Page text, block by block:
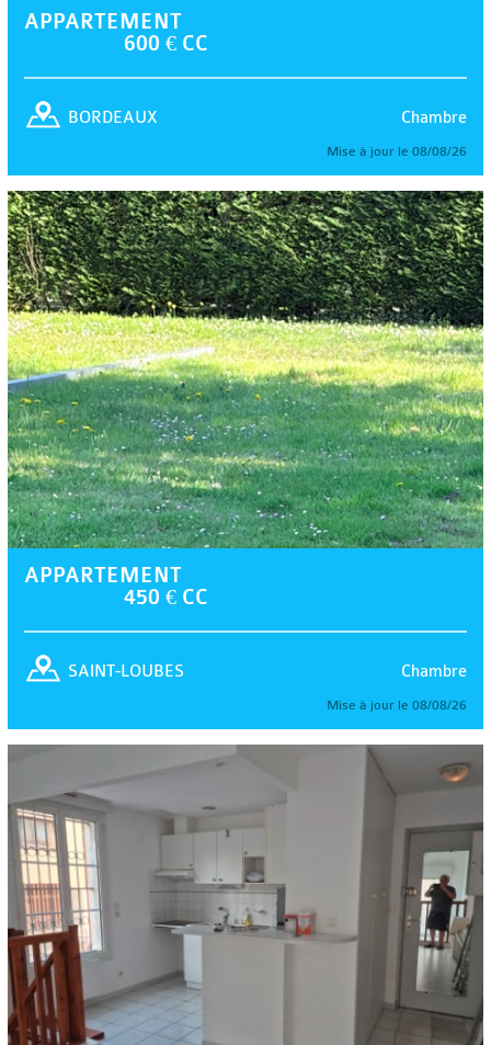
APPARTEMENT
600 € CC
Chambre
BORDEAUX
Mise à jour le 08/08/26
APPARTEMENT
450 € CC
Chambre
SAINT-LOUBES
Mise à jour le 08/08/26